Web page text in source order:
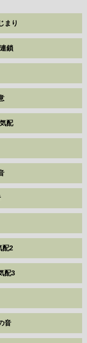
まり
鎖
配
配2
配3
音